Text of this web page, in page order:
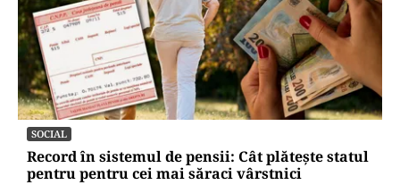
SOCIAL
Record în sistemul de pensii: Cât plătește statul
pentru pentru cei mai săraci vârstnici